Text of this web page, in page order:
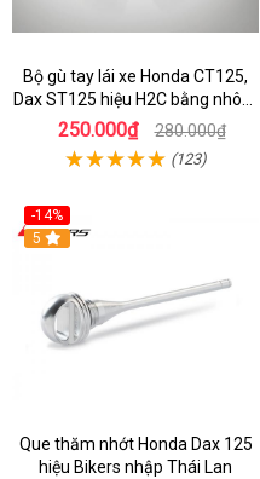
Bộ gù tay lái xe Honda CT125,
Dax ST125 hiệu H2C bằng nhôm
hợp kim
250.000₫ 280.000₫
(123)
-14%
5
Que thăm nhớt Honda Dax 125
hiệu Bikers nhập Thái Lan